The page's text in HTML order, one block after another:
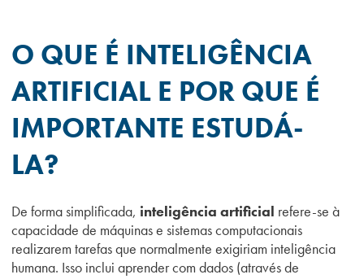
O QUE É INTELIGÊNCIA
ARTIFICIAL E POR QUE É
IMPORTANTE ESTUDÁ-
LA?
De forma simplificada, inteligência artificial refere-se à
capacidade de máquinas e sistemas computacionais
realizarem tarefas que normalmente exigiriam inteligência
humana. Isso inclui aprender com dados (através de